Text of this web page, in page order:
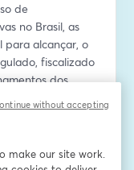
de
no Brasil, as
para alcançar, o
fiscalizado
dos
jurídicas.
make our site work.
without accepting